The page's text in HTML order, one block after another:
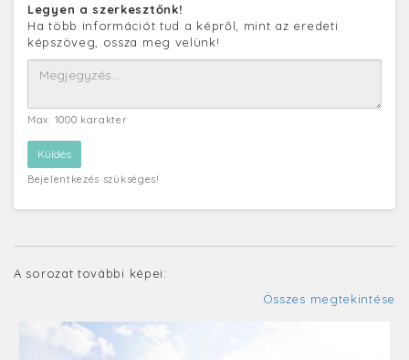
Legyen a szerkesztőnk!
Ha több információt tud a képről, mint az eredeti
képszöveg, ossza meg velünk!
Max. 1000 karakter
Bejelentkezés szükséges!
A sorozat további képei:
Összes megtekintése